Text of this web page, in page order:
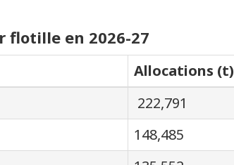
flotille en 2026-27
Allocations (t)
222,791
148,485